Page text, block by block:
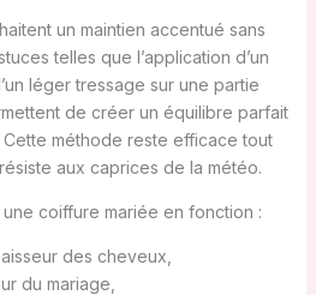
un maintien accentué sans
telles que l’application d’un
léger tressage sur une partie
de créer un équilibre parfait
méthode reste efficace tout
aux caprices de la météo.
coiffure mariée en fonction :
des cheveux,
du mariage,